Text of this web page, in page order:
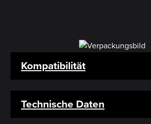
Kompatibilität
Technische Daten